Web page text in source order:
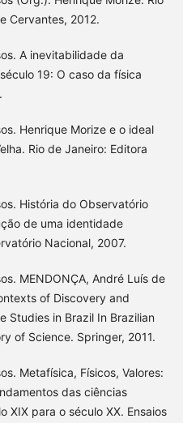
Cervantes, 2012.
A inevitabilidade da
19: O caso da física
Henrique Morize e o ideal
Rio de Janeiro: Editora
História do Observatório
de uma identidade
Nacional, 2007.
MENDONÇA, André Luís de
of Discovery and
Studies in Brazil In Brazilian
of Science. Springer, 2011.
Metafísica, Físicos, Valores:
das ciências
XIX para o século XX. Ensaios